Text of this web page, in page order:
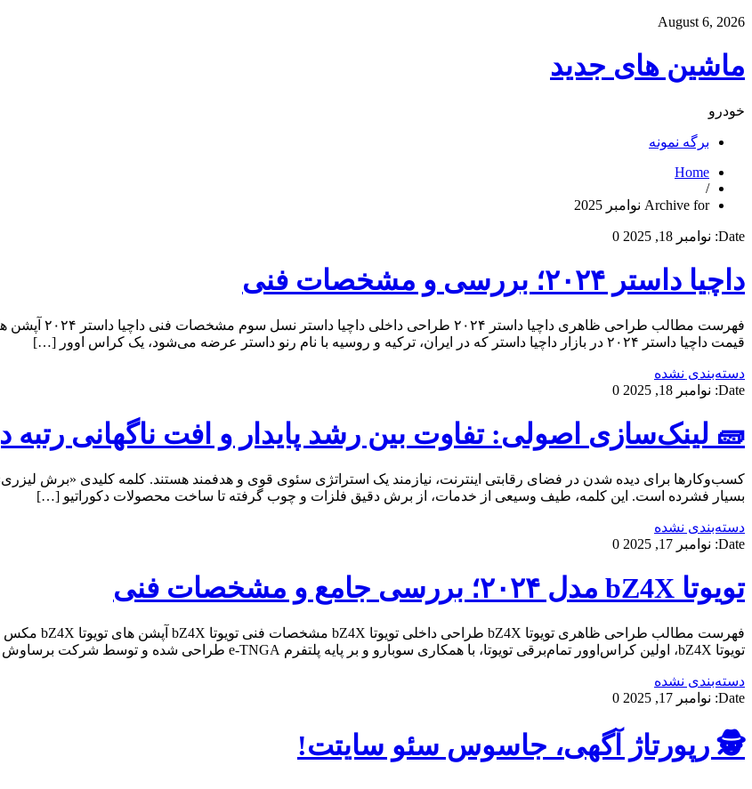
August 6, 2026
ماشین های جدید
خودرو
برگه نمونه
Home
/
Archive for نوامبر 2025
Date: نوامبر 18, 2025 0
داچیا داستر ۲۰۲۴؛ بررسی و مشخصات فنی
قیمت داچیا داستر ۲۰۲۴ در بازار داچیا داستر که در ایران، ترکیه و روسیه با نام رنو داستر عرضه می‌شود، یک کراس اوور […]
دسته‌بندی نشده
Date: نوامبر 18, 2025 0
🧱 لینک‌سازی اصولی: تفاوت بین رشد پایدار و افت ناگهانی رتبه
کسب‌وکارها برای دیده شدن در فضای رقابتی اینترنت، نیازمند یک استراتژی سئوی قوی و هدفمند هستند. کلمه کلیدی «برش
بسیار فشرده است. این کلمه، طیف وسیعی از خدمات، از برش دقیق فلزات و چوب گرفته تا ساخت محصولات دکوراتیو […]
دسته‌بندی نشده
Date: نوامبر 17, 2025 0
تویوتا bZ4X مدل ۲۰۲۴؛ بررسی جامع و مشخصات فنی
تویوتا bZ4X، اولین کراس‌اوور تمام‌برقی تویوتا، با همکاری سوبارو و بر پایه پلتفرم e-TNGA طراحی شده و توسط شرکت برساوش و انرژی موتور آسیا […]
دسته‌بندی نشده
Date: نوامبر 17, 2025 0
🕵️ رپورتاژ آگهی، جاسوس سئو سایتت!